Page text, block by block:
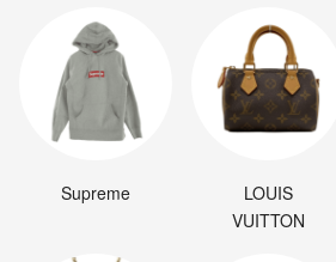
Supreme
LOUIS
VUITTON